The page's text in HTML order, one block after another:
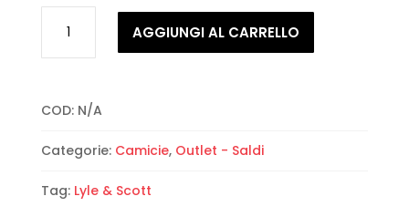
Scott
Oxford
quantità
AGGIUNGI AL CARRELLO
COD: N/A
Categorie: Camicie, Outlet - Saldi
Tag: Lyle & Scott